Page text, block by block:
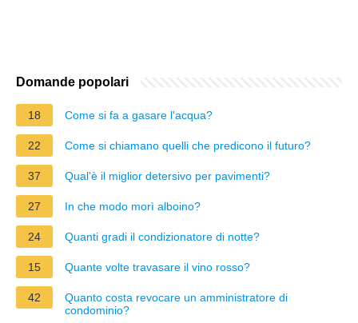
Domande popolari
18 Come si fa a gasare l'acqua?
22 Come si chiamano quelli che predicono il futuro?
37 Qual'è il miglior detersivo per pavimenti?
27 In che modo morì alboino?
24 Quanti gradi il condizionatore di notte?
15 Quante volte travasare il vino rosso?
42
Quanto costa revocare un amministratore di
condominio?